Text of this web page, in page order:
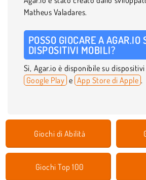
Matheus Valadares.
POSSO GIOCARE A AGAR.IO
DISPOSITIVI MOBILI?
Sì, Agar.io è disponibile su
Google Play e App Store di Apple .
Giochi di Abilità
Giochi Top 100